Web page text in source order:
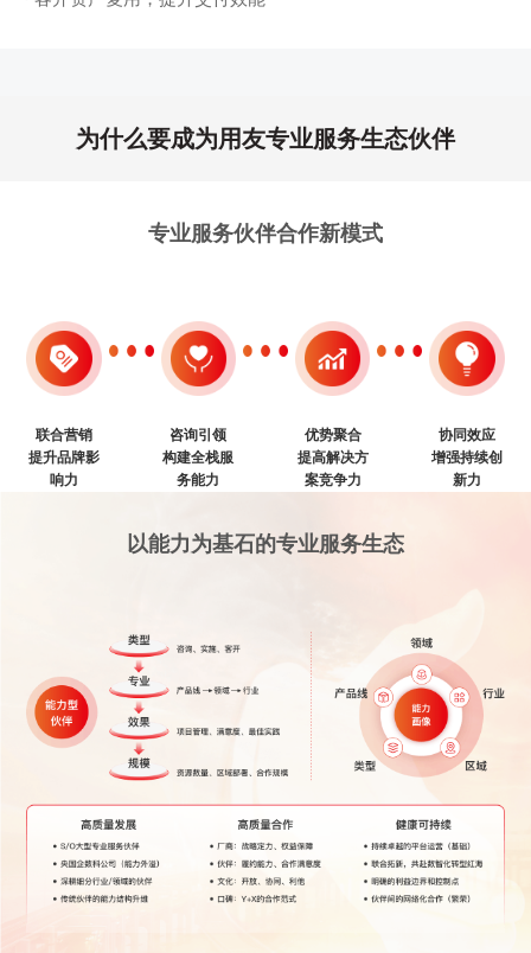
为什么要成为用友专业服务生态伙伴
专业服务伙伴合作新模式
联合营销
提升品牌影
响力
咨询引领
构建全栈服
务能力
优势聚合
提高解决方
案竞争力
协同效应
增强持续创
新力
以能力为基石的专业服务生态